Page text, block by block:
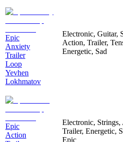
Epic
Anxiety
Trailer
Loop
Yevhen
Lokhmatov
Electronic, Guitar,
Action, Trailer,
Energetic, Sad
Epic
Action
Electronic, Strings,
Trailer, Energetic,
Epic